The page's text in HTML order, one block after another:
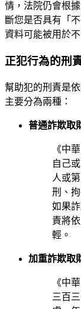
情，法院仍會根
斷您是否具有「
資料可能被用於
正犯行為的刑
幫助犯的刑責是
主要分為兩種：
普通詐欺取
《中
自己
人或
刑、
如果
責將
輕。
加重詐欺取
《中
三百